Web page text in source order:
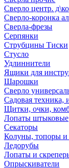
Сверло центр.
Сверло-коронка
Сверла-фрезы
Серпянки
Струбцины Тиски
Стусло
Удлиннители
Ящики для
Шарошки
Сверло
Садовая техника,
Щитки, очки,
Лопаты штыковые
Секаторы
Колуны, топоры и
Ледорубы
Лопаты и
Опрыскиватели